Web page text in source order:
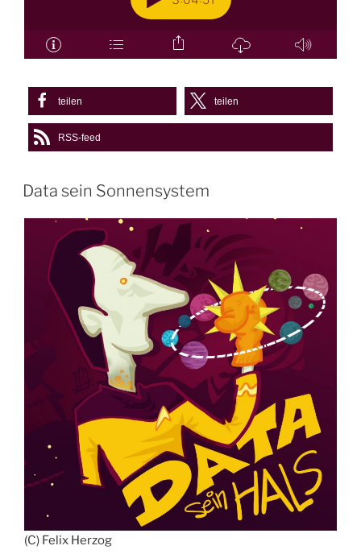
teilen teilen
RSS-feed
Data sein Sonnensystem
(C) Felix Herzog